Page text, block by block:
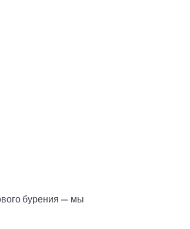
бурения — мы